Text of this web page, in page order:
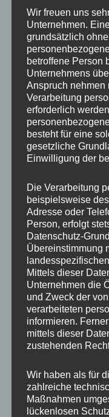
Design
Durchmesser
ET
Fertigung
Hersteller
Lochkreis
Hinweis
Lochzahl
Mittellochbohrung
Nabenbohrung
PCD
Traglast
Ähnliche
Wir freuen uns
Unternehmen.
grundsätzlich
betroffene Person
Unternehmens
Anspruch nehmen
Verarbeitung
erforderlich
besteht für eine
gesetzliche
Einwilligung der
Die Verarbeitung
beispielsweise
Adresse oder
Person, erfolgt
Datenschutz-
Übereinstimmung
Mittels dieser
Unternehmen die
und Zweck der
verarbeiteten
informieren.
mittels dieser
zustehenden
Wir haben als für
zahlreiche
Maßnahmen
lückenlosen